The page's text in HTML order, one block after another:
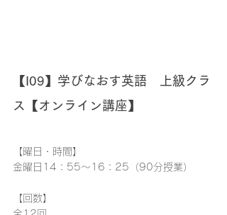
【I09】学びなおす英語　上級クラ
ス【オンライン講座】
【曜日・時間】
金曜日14：55～16：25（90分授業）
【回数】